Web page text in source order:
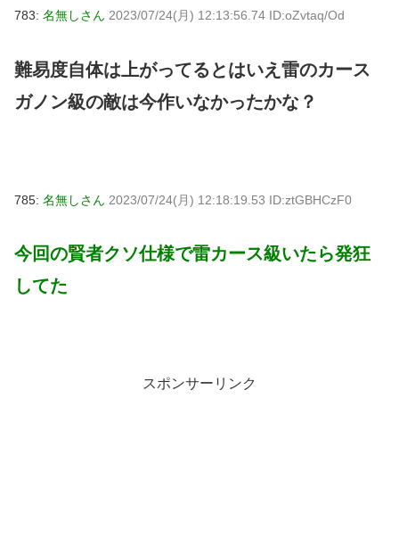
783: 名無しさん 2023/07/24(月) 12:13:56.74 ID:oZvtaq/Od
難易度自体は上がってるとはいえ雷のカース
ガノン級の敵は今作いなかったかな？
785: 名無しさん 2023/07/24(月) 12:18:19.53 ID:ztGBHCzF0
今回の賢者クソ仕様で雷カース級いたら発狂
してた
スポンサーリンク